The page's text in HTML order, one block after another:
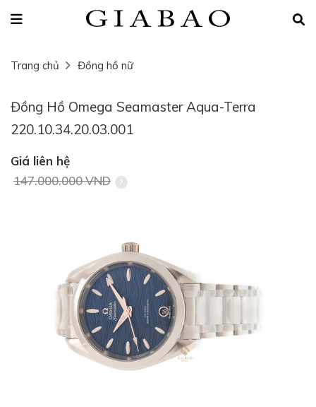
Trang chủ Đồng hồ nữ
Đồng Hồ Omega Seamaster Aqua-Terra
220.10.34.20.03.001
Giá liên hệ
147.000.000 VND